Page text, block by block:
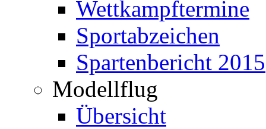
Wettkampftermine
Sportabzeichen
Spartenbericht 2015
Modellflug
Übersicht